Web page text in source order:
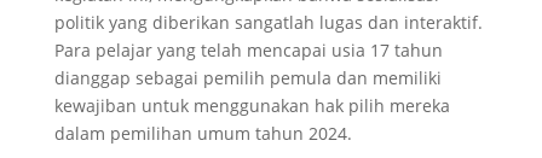
politik yang diberikan sangatlah lugas dan interaktif.
Para pelajar yang telah mencapai usia 17 tahun
dianggap sebagai pemilih pemula dan memiliki
kewajiban untuk menggunakan hak pilih mereka
dalam pemilihan umum tahun 2024.